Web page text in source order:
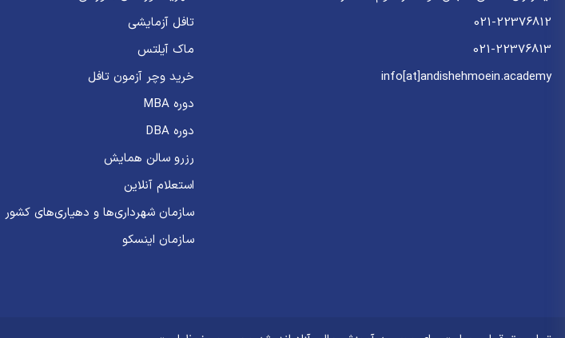
021-22376812
021-22376813
info[at]andishehmoein.academy
تافل آزمایشی
ماک آیلتس
خرید وچر آزمون تافل
دوره MBA
دوره DBA
رزرو سالن همایش
استعلام آنلاین
سازمان شهرداری‌ها و دهیاری‌های کشور
سازمان اینسکو